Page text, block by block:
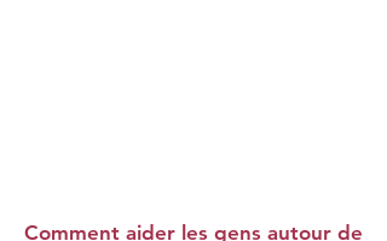
Comment aider les gens autour de